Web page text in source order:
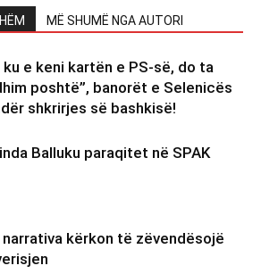
MË SHUMË NGA AUTORI
ku e keni kartën e PS-së, do ta
poshtë”, banorët e Selenicës
shkrirjes së bashkisë!
Balluku paraqitet në SPAK
narrativa kërkon të zëvendësojë